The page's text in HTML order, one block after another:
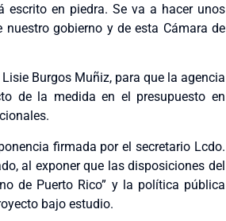
escrito en piedra. Se va a hacer unos
gobierno y de esta Cámara de
Burgos Muñiz, para que la agencia
de la medida en el presupuesto en
firmada por el secretario Lcdo.
al exponer que las disposiciones del
de Puerto Rico” y la política pública
bajo estudio.